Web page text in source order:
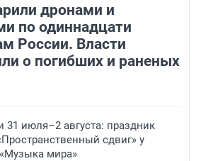
дронами и
по одиннадцати
России. Власти
о погибших и раненых
31 июля–2 августа: праздник
сдвиг» у
мира»